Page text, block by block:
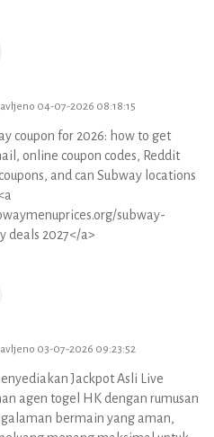
04-07-2026 08:18:15
coupon for 2026: how to get
online coupon codes, Reddit
and can Subway locations
subway-
deals 2027</a>
03-07-2026 09:23:52
Jackpot Asli Live
agen togel HK dengan rumusan
bermain yang aman,